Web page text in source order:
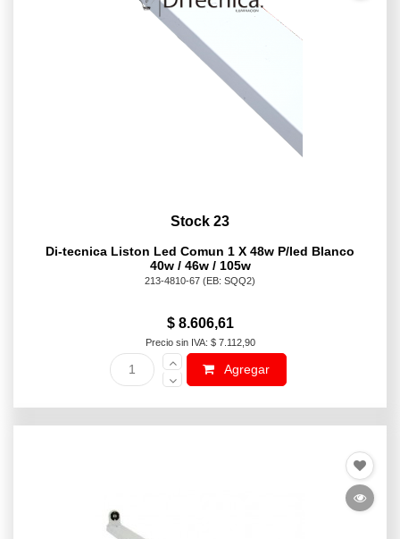
Stock 23
Di-tecnica Liston Led Comun 1 X 48w P/led Blanco
40w / 46w / 105w
213-4810-67 (EB: SQQ2)
$ 8.606,61
Precio sin IVA: $ 7.112,90
Agregar